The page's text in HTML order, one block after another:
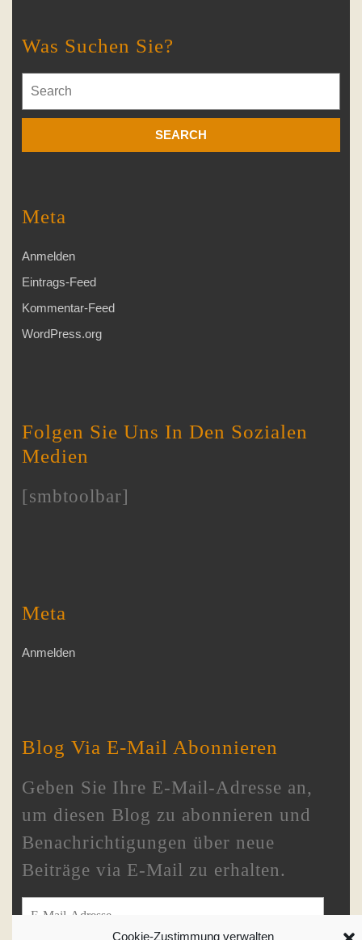
Cookie-Zustimmung verwalten
Was Suchen Sie?
for:
Meta
Anmelden
Eintrags-Feed
Kommentar-Feed
WordPress.org
Folgen Sie Uns In Den Sozialen
Medien
[smbtoolbar]
Meta
Anmelden
Blog Via E-Mail Abonnieren
Geben Sie Ihre E-Mail-Adresse an,
um diesen Blog zu abonnieren und
Benachrichtigungen über neue
Beiträge via E-Mail zu erhalten.
E-Mail-Adresse